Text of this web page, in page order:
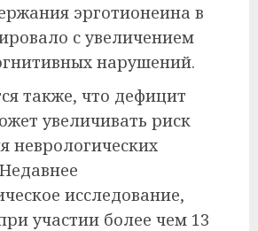
эрготионеина в
с увеличением
нарушений.
также, что дефицит
увеличивать риск
неврологических
исследование,
участии более чем 13